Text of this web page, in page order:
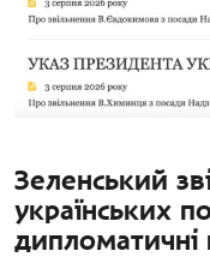
Зеленський
українських
дипломатичні